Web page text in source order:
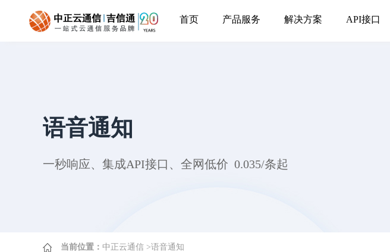
首页 产品服务 解决方案 API接口
语音通知
一秒响应、集成API接口、全网低价 0.035/条起
当前位置： 中正云通信 >语音通知